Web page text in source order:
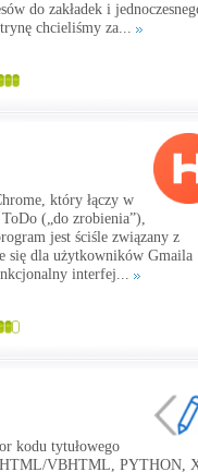
do zakładek i
chcieliśmy za...
który łączy w
(„do zrobienia”),
jest ściśle związany z
się dla użytkowników Gmaila
interfej...
kodu tytułowego
VBHTML, PYTHON,